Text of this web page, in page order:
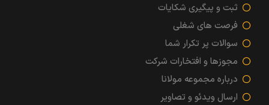
ثبت و پیگیری شکایات
فرصت های شغلی
سوالات پر تکرار شما
مجوزها و افتخارات شرکت
درباره مجموعه مولانا
ارسال ویدئو و تصاویر